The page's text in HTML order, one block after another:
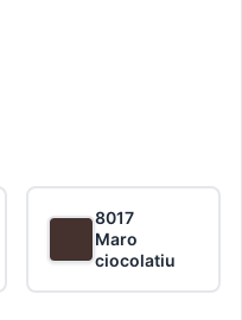
8017
Maro
ciocolatiu